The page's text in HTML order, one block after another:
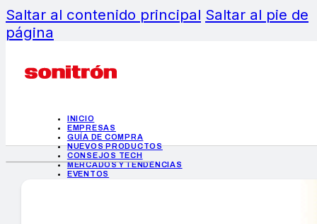
Saltar al contenido principal Saltar al pie de
página
INICIO
EMPRESAS
GUÍA DE COMPRA
NUEVOS PRODUCTOS
CONSEJOS TECH
MERCADOS Y TENDENCIAS
EVENTOS